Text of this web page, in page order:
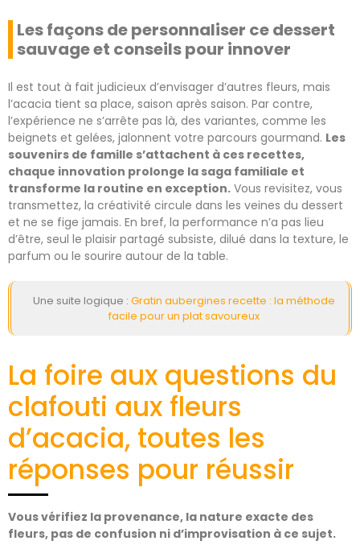
Les façons de personnaliser ce dessert
sauvage et conseils pour innover
Il est tout à fait judicieux d’envisager d’autres fleurs, mais
l’acacia tient sa place, saison après saison. Par contre,
l’expérience ne s’arrête pas là, des variantes, comme les
beignets et gelées, jalonnent votre parcours gourmand. Les
souvenirs de famille s’attachent à ces recettes,
chaque innovation prolonge la saga familiale et
transforme la routine en exception. Vous revisitez, vous
transmettez, la créativité circule dans les veines du dessert
et ne se fige jamais. En bref, la performance n’a pas lieu
d’être, seul le plaisir partagé subsiste, dilué dans la texture, le
parfum ou le sourire autour de la table.
Une suite logique : Gratin aubergines recette : la méthode
facile pour un plat savoureux
La foire aux questions du
clafouti aux fleurs
d’acacia, toutes les
réponses pour réussir
Vous vérifiez la provenance, la nature exacte des
fleurs, pas de confusion ni d’improvisation à ce sujet.